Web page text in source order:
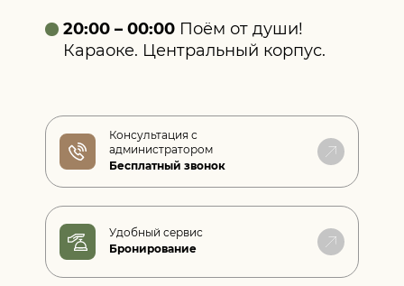
20:00 – 00:00 Поём от души!
Караоке. Центральный корпус.
Консультация с
администратором
Бесплатный звонок
Удобный сервис
Бронирование